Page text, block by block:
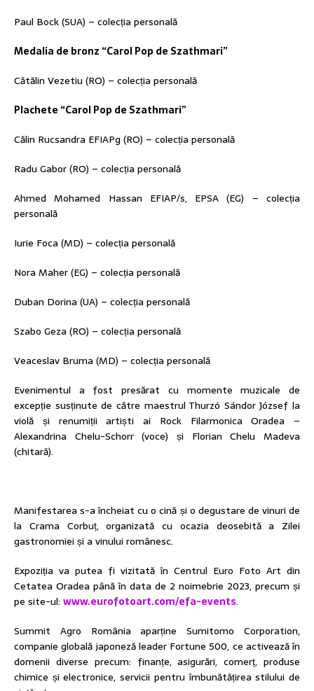
Paul Bock (SUA) – colecția personală
Medalia de bronz “Carol Pop de Szathmari”
Cătălin Vezetiu (RO) – colecția personală
Plachete “Carol Pop de Szathmari”
Călin Rucsandra EFIAPg (RO) – colecția personală
Radu Gabor (RO) – colecția personală
Ahmed Mohamed Hassan EFIAP/s, EPSA (EG) – colecția
personală
Iurie Foca (MD) – colecția personală
Nora Maher (EG) – colecția personală
Duban Dorina (UA) – colecția personală
Szabo Geza (RO) – colecția personală
Veaceslav Bruma (MD) – colecția personală
Evenimentul a fost presărat cu momente muzicale de
excepție susținute de către maestrul Thurzó Sándor József la
violă și renumiții artiști ai Rock Filarmonica Oradea –
Alexandrina Chelu-Schorr (voce) și Florian Chelu Madeva
(chitară).
Manifestarea s-a încheiat cu o cină și o degustare de vinuri de
la Crama Corbuț, organizată cu ocazia deosebită a Zilei
gastronomiei și a vinului românesc.
Expoziția va putea fi vizitată în Centrul Euro Foto Art din
Cetatea Oradea până în data de 2 noimebrie 2023, precum și
pe site-ul: www.eurofotoart.com/efa-events.
Summit Agro România aparține Sumitomo Corporation,
companie globală japoneză leader Fortune 500, ce activează în
domenii diverse precum: finanțe, asigurări, comerț, produse
chimice și electronice, servicii pentru îmbunătățirea stilului de